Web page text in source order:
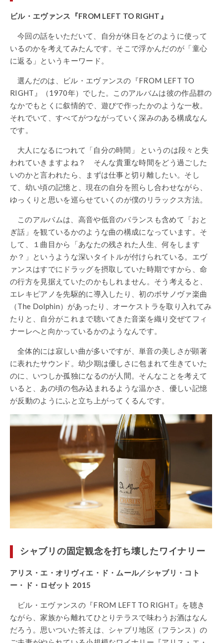
ビル・エヴァンス『FROM LEFT TO RIGHT』
今回の話をいただいて、自分が休日をどのように使って
いるのかを考えてみたんです。そこで浮かんだのが「童心
に返る」というキーワード。
選んだのは、ビル・エヴァンスの『FROM LEFT TO
RIGHT』（1970年）でした。このアルバムは彼の作品群の
なかでもとくに叙情的で、遊びで作ったかのような一枚。
それでいて、すべてがつながっていく深みのある構成なん
です。
大人になるにつれて「自分の時間」 というのは段々と失
われていきますよね？ そんな貴重な時間をどう過ごした
いのかと言われたら、まずは仕事と切り離したい。そし
て、幼い頃の記憶と、現在の自分を照らし合わせながら、
ゆっくりと思いを巡らせていくのが僕のリラックス方法。
このアルバムは、高音や低音のバランスも含めて「おと
ぎ話」を観ているかのような曲の構成になっています。そ
して、１曲目から「あなたの残された人生、何をします
か？」というような深いタイトルが付けられている。エヴ
ァンスはすでにドラッグを摂取していた時期ですから、命
の行方を見据えていたのかもしれません。そう考えると、
エレキピアノを先駆的に導入したり、初のボサノヴァ楽曲
（The Dolphin）があったり、オーケストラを取り入れてみ
たりと、自分がこれまで聴いてきた音楽を織り交ぜてフィ
ナーレへと向かっているかのようなんです。
全体的には寂しい曲が多いですが、単音の美しさが顕著
に表れたサウンド。幼少期は優しさに包まれて生きていた
のに、いつしか孤独になるのが人間。そんなことを考えて
いると、あの頃の包み込まれるような温かさ、優しい記憶
が反動のようにふと立ち上がってくるんです。
シャブリの固定観念を打ち壊したワイナリー
アリス・エ・オリヴィエ・ド・ムール／シャブリ・コト
ー・ド・ロゼット 2015
ビル・エヴァンスの『FROM LEFT TO RIGHT』を聴き
ながら、家族から離れてひとりテラスで味わうお酒はなん
だろう。思いついた答えは、シャブリ地区（フランス）の